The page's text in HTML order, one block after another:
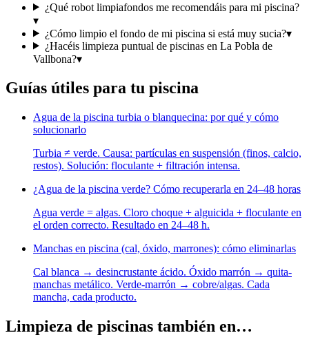
¿Qué robot limpiafondos me recomendáis para mi piscina?
▾
¿Cómo limpio el fondo de mi piscina si está muy sucia?▾
¿Hacéis limpieza puntual de piscinas en La Pobla de
Vallbona?▾
Guías útiles para tu piscina
Agua de la piscina turbia o blanquecina: por qué y cómo
solucionarlo
Turbia ≠ verde. Causa: partículas en suspensión (finos, calcio,
restos). Solución: floculante + filtración intensa.
¿Agua de la piscina verde? Cómo recuperarla en 24–48 horas
Agua verde = algas. Cloro choque + alguicida + floculante en
el orden correcto. Resultado en 24–48 h.
Manchas en piscina (cal, óxido, marrones): cómo eliminarlas
Cal blanca → desincrustante ácido. Óxido marrón → quita-
manchas metálico. Verde-marrón → cobre/algas. Cada
mancha, cada producto.
Limpieza de piscinas también en…